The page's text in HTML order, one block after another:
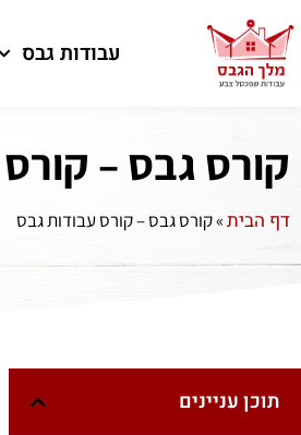
עבודות גבס
קורס גבס –
דף הבית»קורס גבס – קורס עבודות גבס
תוכן עניינים